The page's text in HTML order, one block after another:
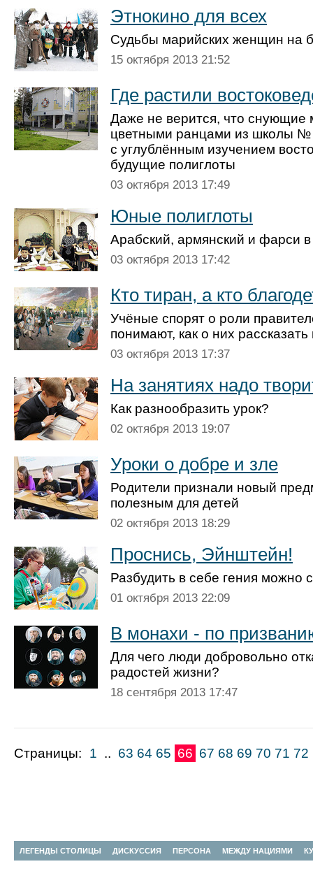
Этнокино для всех
Судьбы марийских женщин на
15 октября 2013 21:52
Где растили
Даже не верится, что
цветными ранцами из школы
с углублённым изучением
будущие полиглоты
03 октября 2013 17:49
Юные полиглоты
Арабский, армянский и фарси
03 октября 2013 17:42
Кто тиран, а кто
Учёные спорят о роли
понимают, как о них
03 октября 2013 17:37
На занятиях надо
Как разнообразить урок?
02 октября 2013 19:07
Уроки о добре и зле
Родители признали новый
полезным для детей
02 октября 2013 18:29
Проснись, Эйнштейн!
Разбудить в себе гения можно
01 октября 2013 22:09
В монахи - по
Для чего люди добровольно
радостей жизни?
18 сентября 2013 17:47
Страницы: 1 .. 63 64 65 66 67 68 69 70 71 72
ЛЕГЕНДЫ СТОЛИЦЫ ДИСКУССИЯ ПЕРСОНА МЕЖДУ НАЦИЯМИ